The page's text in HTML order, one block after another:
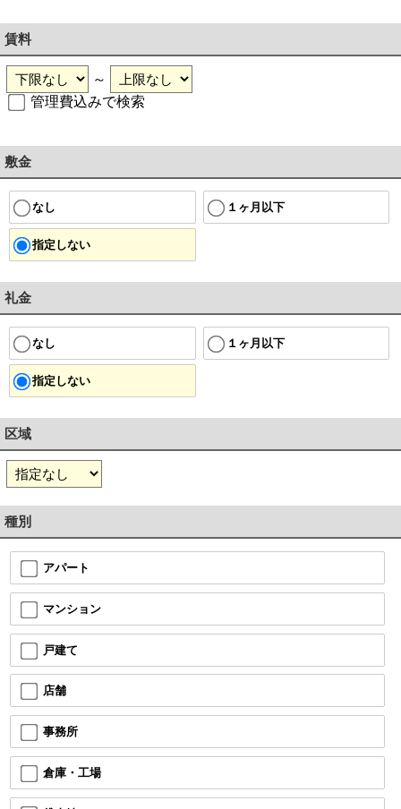
賃料
～
管理費込みで検索
敷金
なし １ヶ月以下
指定しない
礼金
なし １ヶ月以下
指定しない
区域
種別
アパート
マンション
戸建て
店舗
事務所
倉庫・工場